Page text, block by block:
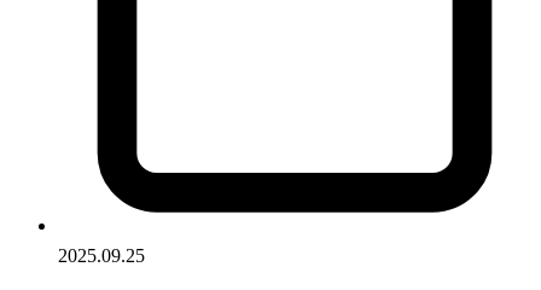
2025.09.25